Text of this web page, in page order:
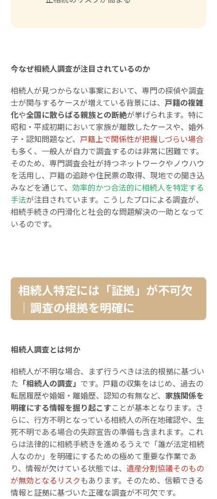
今なぜ相続人調査が注目されているのか
相続人が見つからない事案において、専門の探偵や調査
士が関与するケースが増えている背景には、 戸籍の複雑
化や全国に散らばる親族との断絶が挙げられます。特に
昭和・平成初期において家族が離散したケースや、婚外
子・認知問題など、 戸籍上で関係性が把握しづらい場合
も多く、一般人が自力で調査するのは非常に困難です。
そのため、専門調査会社が持つネットワークやノウハウ
を活用し、戸籍の追跡や住民票の取得、現地での聞き込
みなどを通じて、効率的かつ合法的に相続人を特定する
手法が注目されています。こうしたプロによる調査が、
相続手続きの円滑化と社会的な問題解決の一助となって
いるのです。
相続人特定には「証拠」が不可欠
｜調査の根拠を明確に
相続人調査とは何か
相続人が不明な場合、まず行うべきは法的根拠に基づい
た 「相続人の調査」 です。戸籍の収集をはじめ、過去の
転居履歴や婚姻・離婚歴、認知の有無など、 家族関係を
明確にする情報を掘り起こすことが基本となります。さ
らに、行方不明となっている相続人の所在地確認や、生
死不明である場合の失踪宣告の準備も含まれます。これ
らは法律的に相続手続きを進めるうえで「誰が法定相続
人なのか」を明確にするための極めて重要な作業であ
り、情報が欠けている状態では、遺産分割協議そのもの
が無効となるリスクもあります。そのため、信頼できる
情報と証拠に基づいた正確な調査が不可欠です。